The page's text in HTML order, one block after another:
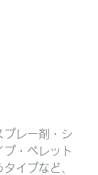
プレー剤・シ
プ・ペレット
イプなど、